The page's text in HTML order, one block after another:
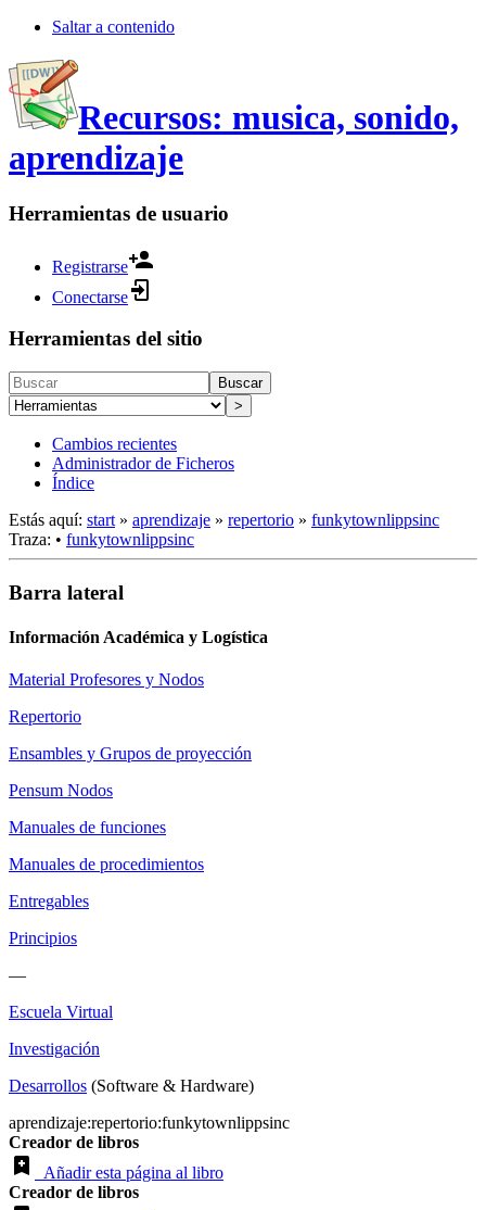
Saltar a contenido
Recursos: musica, sonido,
aprendizaje
Herramientas de usuario
Registrarse
Conectarse
Herramientas del sitio
Buscar
>
Cambios recientes
Administrador de Ficheros
Índice
Estás aquí: start » aprendizaje » repertorio » funkytownlippsinc
Traza: • funkytownlippsinc
Barra lateral
Información Académica y Logística
Material Profesores y Nodos
Repertorio
Ensambles y Grupos de proyección
Pensum Nodos
Manuales de funciones
Manuales de procedimientos
Entregables
Principios
—
Escuela Virtual
Investigación
Desarrollos (Software & Hardware)
aprendizaje:repertorio:funkytownlippsinc
Creador de libros
Añadir esta página al libro
Creador de libros